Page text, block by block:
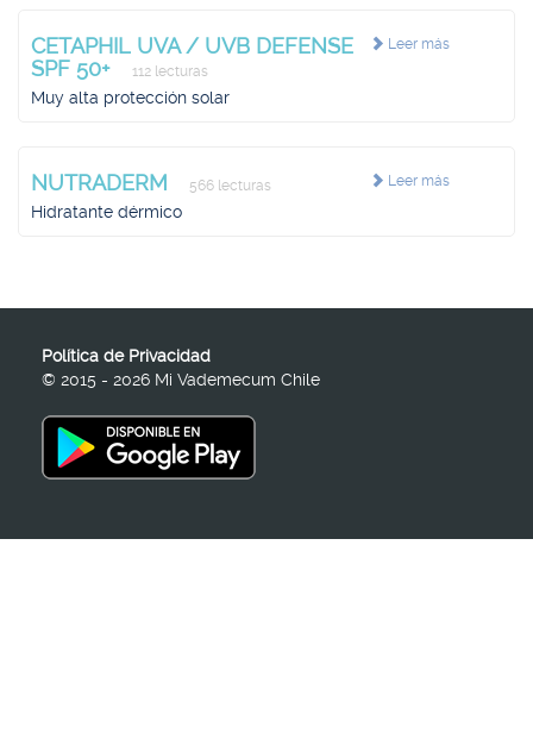
Leer más
CETAPHIL UVA / UVB DEFENSE
SPF 50+
112 lecturas
Muy alta protección solar
Leer más
NUTRADERM 566 lecturas
Hidratante dérmico
Política de Privacidad
© 2015 - 2026 Mi Vademecum Chile